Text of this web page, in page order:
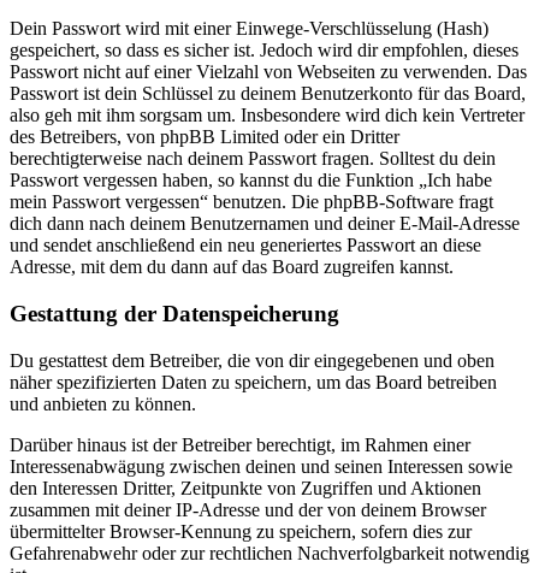
Dein Passwort wird mit einer Einwege-Verschlüsselung (Hash)
gespeichert, so dass es sicher ist. Jedoch wird dir empfohlen, dieses
Passwort nicht auf einer Vielzahl von Webseiten zu verwenden. Das
Passwort ist dein Schlüssel zu deinem Benutzerkonto für das Board,
also geh mit ihm sorgsam um. Insbesondere wird dich kein Vertreter
des Betreibers, von phpBB Limited oder ein Dritter
berechtigterweise nach deinem Passwort fragen. Solltest du dein
Passwort vergessen haben, so kannst du die Funktion „Ich habe
mein Passwort vergessen“ benutzen. Die phpBB-Software fragt
dich dann nach deinem Benutzernamen und deiner E-Mail-Adresse
und sendet anschließend ein neu generiertes Passwort an diese
Adresse, mit dem du dann auf das Board zugreifen kannst.
Gestattung der Datenspeicherung
Du gestattest dem Betreiber, die von dir eingegebenen und oben
näher spezifizierten Daten zu speichern, um das Board betreiben
und anbieten zu können.
Darüber hinaus ist der Betreiber berechtigt, im Rahmen einer
Interessenabwägung zwischen deinen und seinen Interessen sowie
den Interessen Dritter, Zeitpunkte von Zugriffen und Aktionen
zusammen mit deiner IP-Adresse und der von deinem Browser
übermittelter Browser-Kennung zu speichern, sofern dies zur
Gefahrenabwehr oder zur rechtlichen Nachverfolgbarkeit notwendig